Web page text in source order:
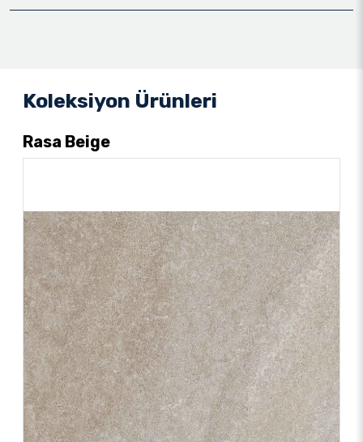
Koleksiyon Ürünleri
Rasa Beige